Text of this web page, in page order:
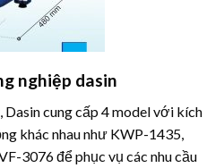
nghiệp dasin
, Dasin cung cấp 4 model với kích
khác nhau như KWP-1435,
3076 để phục vụ các nhu cầu